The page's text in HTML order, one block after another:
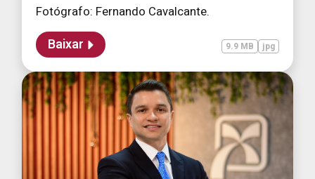
Fotógrafo: Fernando Cavalcante.
Baixar 9.9 MB jpg